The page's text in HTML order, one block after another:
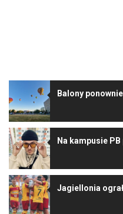
Balony
Na kampusie
Jagiellonia